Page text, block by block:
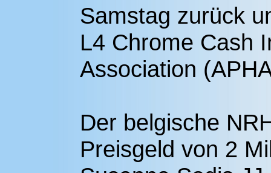
Samstag zurück
L4 Chrome Cash
Association
Der belgische
Preisgeld von 2